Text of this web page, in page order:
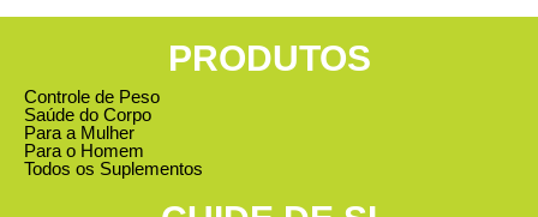
PRODUTOS
Controle de Peso
Saúde do Corpo
Para a Mulher
Para o Homem
Todos os Suplementos